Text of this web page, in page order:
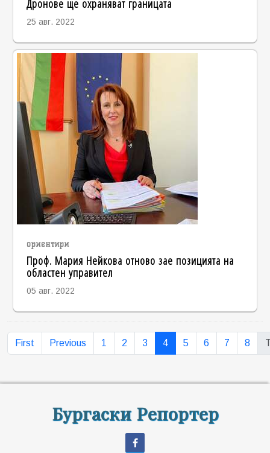
Дронове ще охраняват границата
25 авг. 2022
ориентири
Проф. Мария Нейкова отново зае позицията на
областен управител
05 авг. 2022
First Previous 1 2 3 4 5 6 7 8
Бургаски Репортер